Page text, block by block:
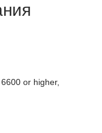
or higher,